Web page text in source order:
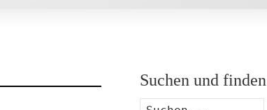
Suchen und finden